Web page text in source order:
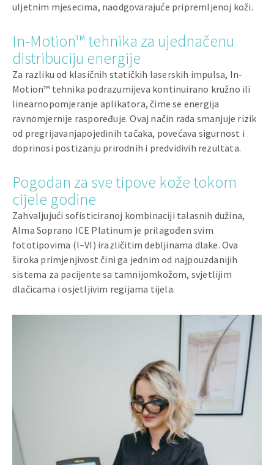
uljetnim mjesecima, naodgovarajuće pripremljenoj koži.
In-Motion™ tehnika za ujednačenu
distribuciju energije
Za razliku od klasičnih statičkih laserskih impulsa, In-
Motion™ tehnika podrazumijeva kontinuirano kružno ili
linearnopomjeranje aplikatora, čime se energija
ravnomjernije raspoređuje. Ovaj način rada smanjuje rizik
od pregrijavanjapojedinih tačaka, povećava sigurnost i
doprinosi postizanju prirodnih i predvidivih rezultata.
Pogodan za sve tipove kože tokom
cijele godine
Zahvaljujući sofisticiranoj kombinaciji talasnih dužina,
Alma Soprano ICE Platinum je prilagođen svim
fototipovima (I–VI) irazličitim debljinama dlake. Ova
široka primjenjivost čini ga jednim od najpouzdanijih
sistema za pacijente sa tamnijomkožom, svjetlijim
dlačicama i osjetljivim regijama tijela.